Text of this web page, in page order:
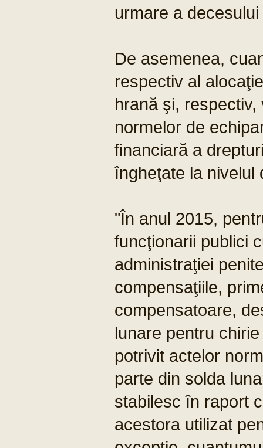
urmare a
De asemenea,
respectiv al
hrană şi,
normelor de
financiară a
îngheţate la nivelul
"În anul 2015,
funcţionarii publici
administraţiei
compensaţiile,
compensatoare,
lunare pentru
potrivit actelor
parte din solda
stabilesc în raport
acestora utilizat